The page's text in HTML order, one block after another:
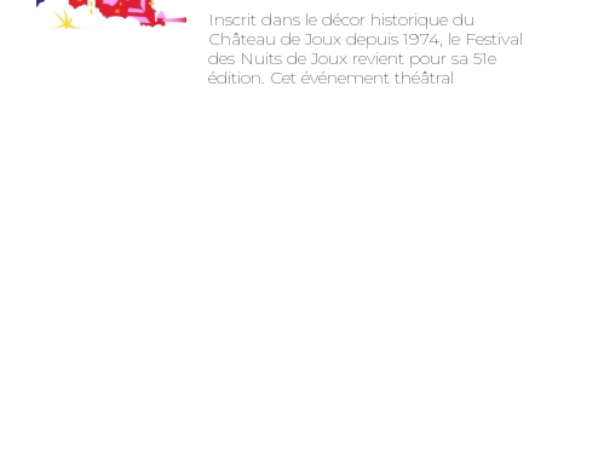
Inscrit dans le décor historique du
Château de Joux depuis 1974, le Festival
des Nuits de Joux revient pour sa 51e
édition. Cet événement théâtral